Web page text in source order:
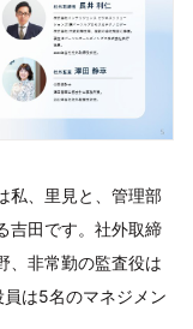
私、里見と、管理部
吉田です。社外取締
、非常勤の監査役は
は5名のマネジメン